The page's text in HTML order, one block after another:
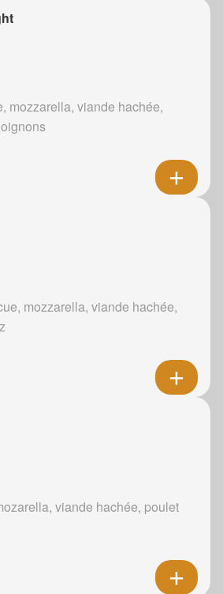
mozzarella, viande hachée,
mozzarella, viande hachée,
viande hachée, poulet